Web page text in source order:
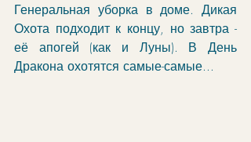
Генеральная уборка в доме. Дикая
Охота подходит к концу, но завтра -
её апогей (как и Луны). В День
Дракона охотятся самые-самые...